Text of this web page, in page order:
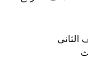
الثانى